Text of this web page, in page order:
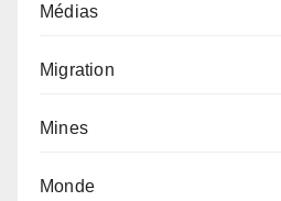
Médias
Migration
Mines
Monde